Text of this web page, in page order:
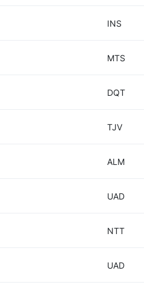
INS
MTS
DQT
TJV
ALM
UAD
NTT
UAD